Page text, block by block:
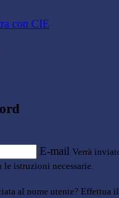
con CIE
E-mail Verrà
istruzioni necessarie.
al nome utente? Effettua